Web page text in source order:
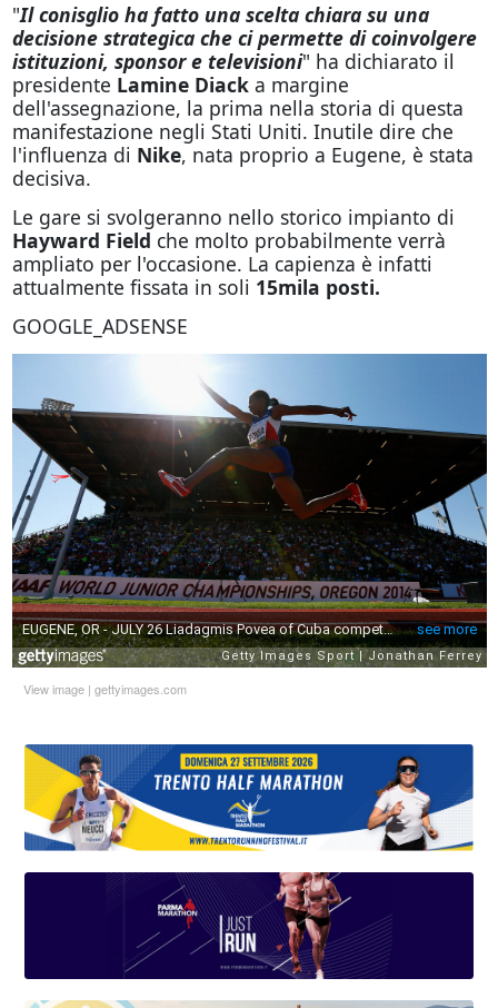
"Il conisglio ha fatto una scelta chiara su una
decisione strategica che ci permette di coinvolgere
istituzioni, sponsor e televisioni" ha dichiarato il
presidente Lamine Diack a margine
dell'assegnazione, la prima nella storia di questa
manifestazione negli Stati Uniti. Inutile dire che
l'influenza di Nike, nata proprio a Eugene, è stata
decisiva.
Le gare si svolgeranno nello storico impianto di
Hayward Field che molto probabilmente verrà
ampliato per l'occasione. La capienza è infatti
attualmente fissata in soli 15mila posti.
GOOGLE_ADSENSE
View image| gettyimages.com